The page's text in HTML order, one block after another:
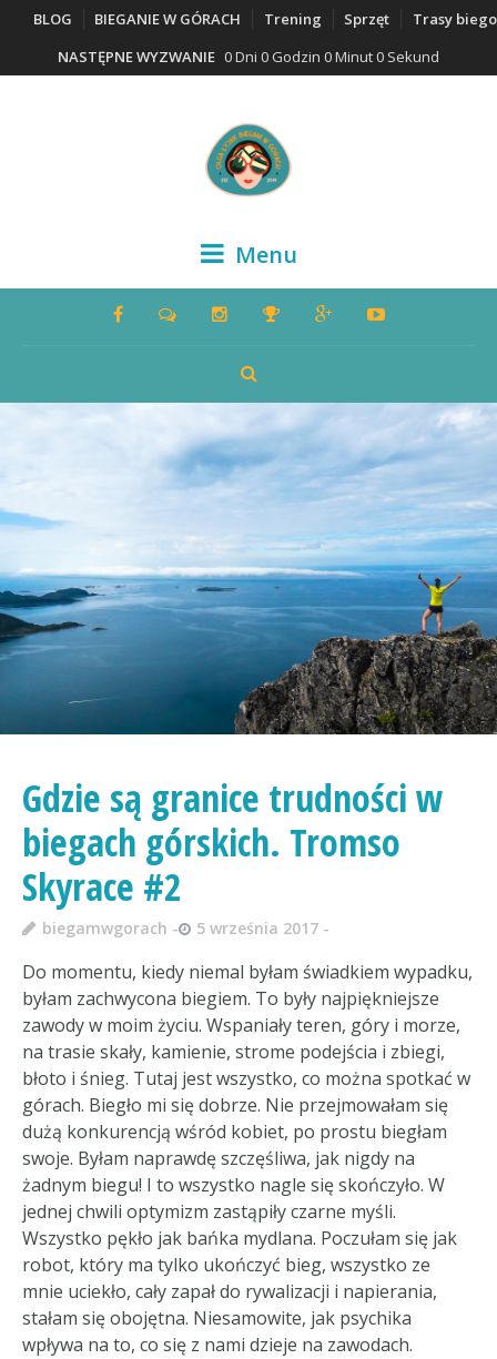
BLOG BIEGANIE W GÓRACH Trening Sprzęt
Trasy
NASTĘPNE WYZWANIE 0 Dni 0 Godzin 0 Minut 0 Sekund
Menu
Gdzie są granice trudności w
biegach górskich. Tromso
Skyrace #2
biegamwgorach 5 września 2017
Do momentu, kiedy niemal byłam świadkiem wypadku,
byłam zachwycona biegiem. To były najpiękniejsze
zawody w moim życiu. Wspaniały teren, góry i morze,
na trasie skały, kamienie, strome podejścia i zbiegi,
błoto i śnieg. Tutaj jest wszystko, co można spotkać w
górach. Biegło mi się dobrze. Nie przejmowałam się
dużą konkurencją wśród kobiet, po prostu biegłam
swoje. Byłam naprawdę szczęśliwa, jak nigdy na
żadnym biegu! I to wszystko nagle się skończyło. W
jednej chwili optymizm zastąpiły czarne myśli.
Wszystko pękło jak bańka mydlana. Poczułam się jak
robot, który ma tylko ukończyć bieg, wszystko ze
mnie uciekło, cały zapał do rywalizacji i napierania,
stałam się obojętna. Niesamowite, jak psychika
wpływa na to, co się z nami dzieje na zawodach.